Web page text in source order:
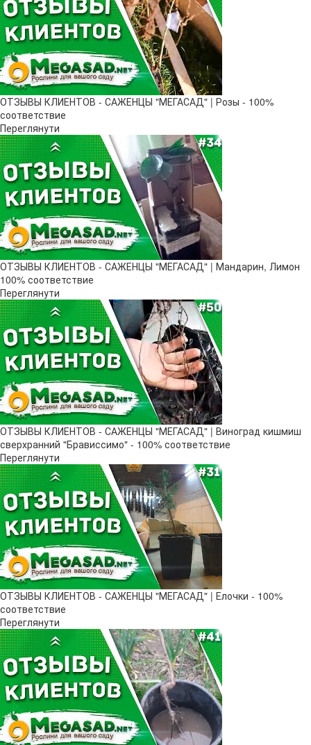
ОТЗЫВЫ КЛИЕНТОВ - САЖЕНЦЫ "МЕГАСАД" | Розы - 100%
соответствие
Переглянути
ОТЗЫВЫ КЛИЕНТОВ - САЖЕНЦЫ "МЕГАСАД" | Мандарин, Лимон
100% соответствие
Переглянути
ОТЗЫВЫ КЛИЕНТОВ - САЖЕНЦЫ "МЕГАСАД" | Виноград кишмиш
сверхранний "Брависсимо" - 100% соответствие
Переглянути
ОТЗЫВЫ КЛИЕНТОВ - САЖЕНЦЫ "МЕГАСАД" | Елочки - 100%
соответствие
Переглянути